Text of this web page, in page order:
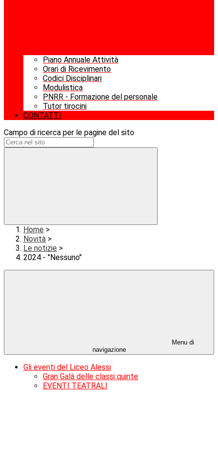
Piano Annuale Attività
Orari di Ricevimento
Codici Disciplinari
Modulistica
PNRR - Formazione del personale
Tutor tirocini
CONTATTI
Campo di ricerca per le pagine del sito
Home >
Novità >
Le notizie >
2024 - "Nessuno"
Menu di
navigazione
Gli eventi del Liceo Alessi
Gran Galà delle classi quinte
EVENTI TEATRALI